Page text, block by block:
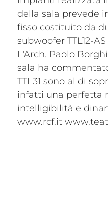
intelligibilità e
www.rcf.it